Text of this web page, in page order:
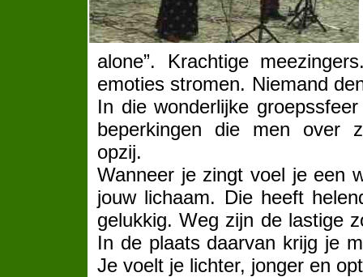
alone”. Krachtige
emoties stromen. Niemand
In die wonderlijke
beperkingen die men over
opzij.
Wanneer je zingt voel je een
jouw lichaam. Die heeft
gelukkig. Weg zijn de lastige
In de plaats daarvan krijg je
Je voelt je lichter, jonger en